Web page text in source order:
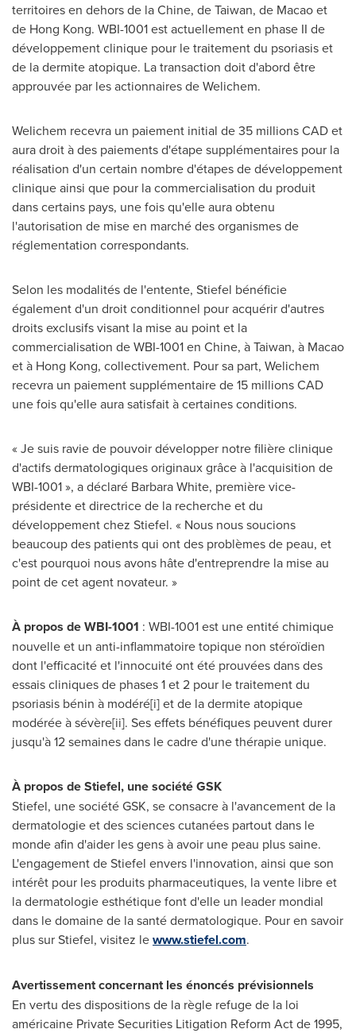
territoires en dehors de la Chine, deTaiwan, de Macao et
de Hong Kong. WBI-1001 est actuellement en phase II de
développement clinique pour le traitement du psoriasis et
de la dermite atopique. La transaction doit d'abord être
approuvée par les actionnaires de Welichem.
Welichem recevra un paiement initial de 35 millions CAD et
aura droit à des paiements d'étape supplémentaires pour la
réalisation d'un certain nombre d'étapes de développement
clinique ainsi que pour la commercialisation du produit
dans certains pays, une fois qu'elle aura obtenu
l'autorisation de mise en marché des organismes de
réglementation correspondants.
Selon les modalités de l'entente, Stiefel bénéficie
également d'un droit conditionnel pour acquérir d'autres
droits exclusifs visant la mise au point et la
commercialisation de WBI-1001 en Chine, àTaiwan, à Macao
et à Hong Kong, collectivement. Pour sa part, Welichem
recevra un paiement supplémentaire de 15 millions CAD
une fois qu'elle aura satisfait à certaines conditions.
« Je suis ravie de pouvoir développer notre filière clinique
d'actifs dermatologiques originaux grâce à l'acquisition de
WBI-1001 », a déclaré Barbara White, première vice-
présidente et directrice de la recherche et du
développement chez Stiefel. « Nous nous soucions
beaucoup des patients qui ont des problèmes de peau, et
c'est pourquoi nous avons hâte d'entreprendre la mise au
point de cet agent novateur. »
À propos de WBI-1001 : WBI-1001 est une entité chimique
nouvelle et un anti-inflammatoire topique non stéroïdien
dont l'efficacité et l'innocuité ont été prouvées dans des
essais cliniques de phases1 et2 pour le traitement du
psoriasis bénin à modéré[i] et de la dermite atopique
modérée à sévère[ii]. Ses effets bénéfiques peuvent durer
jusqu'à 12 semaines dans le cadre d'une thérapie unique.
À propos de Stiefel, une société GSK
Stiefel, une société GSK, se consacre à l'avancement de la
dermatologie et des sciences cutanées partout dans le
monde afin d'aider les gens à avoir une peau plus saine.
L'engagement de Stiefel envers l'innovation, ainsi que son
intérêt pour les produits pharmaceutiques, la vente libre et
la dermatologie esthétique font d'elle un leader mondial
dans le domaine de la santé dermatologique. Pour en savoir
plus sur Stiefel, visitez lewww.stiefel.com.
Avertissement concernant les énoncés prévisionnels
En vertu des dispositions de la règle refuge de la loi
américaine Private Securities Litigation Reform Act de 1995,